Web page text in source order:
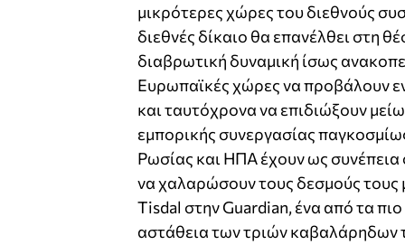
μικρότερες χώρες του διεθνούς
διεθνές δίκαιο θα επανέλθει στη
διαβρωτική δυναμική ίσως
Ευρωπαϊκές χώρες να προβάλουν
και ταυτόχρονα να επιδιώξουν
εμπορικής συνεργασίας
Ρωσίας και ΗΠΑ έχουν ως συνέπεια
να χαλαρώσουν τους δεσμούς τους
Tisdal στην Guardian, ένα από τα
αστάθεια των τριών καβαλάρηδων